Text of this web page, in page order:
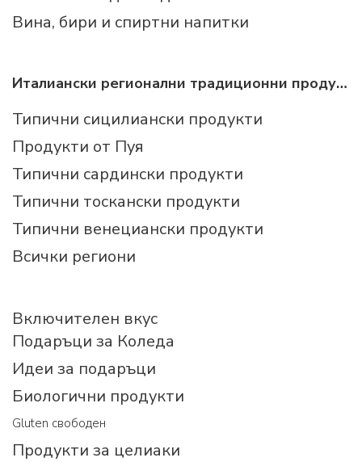
Вина, бири и спиртни напитки
Италиански регионални традиционни продукти
Типични сицилиански продукти
Продукти от Пуя
Типични сардински продукти
Типични тоскански продукти
Типични венециански продукти
Всички региони
Включителен вкус
Подаръци за Коледа
Идеи за подаръци
Биологични продукти
Gluten свободен
Продукти за целиаки